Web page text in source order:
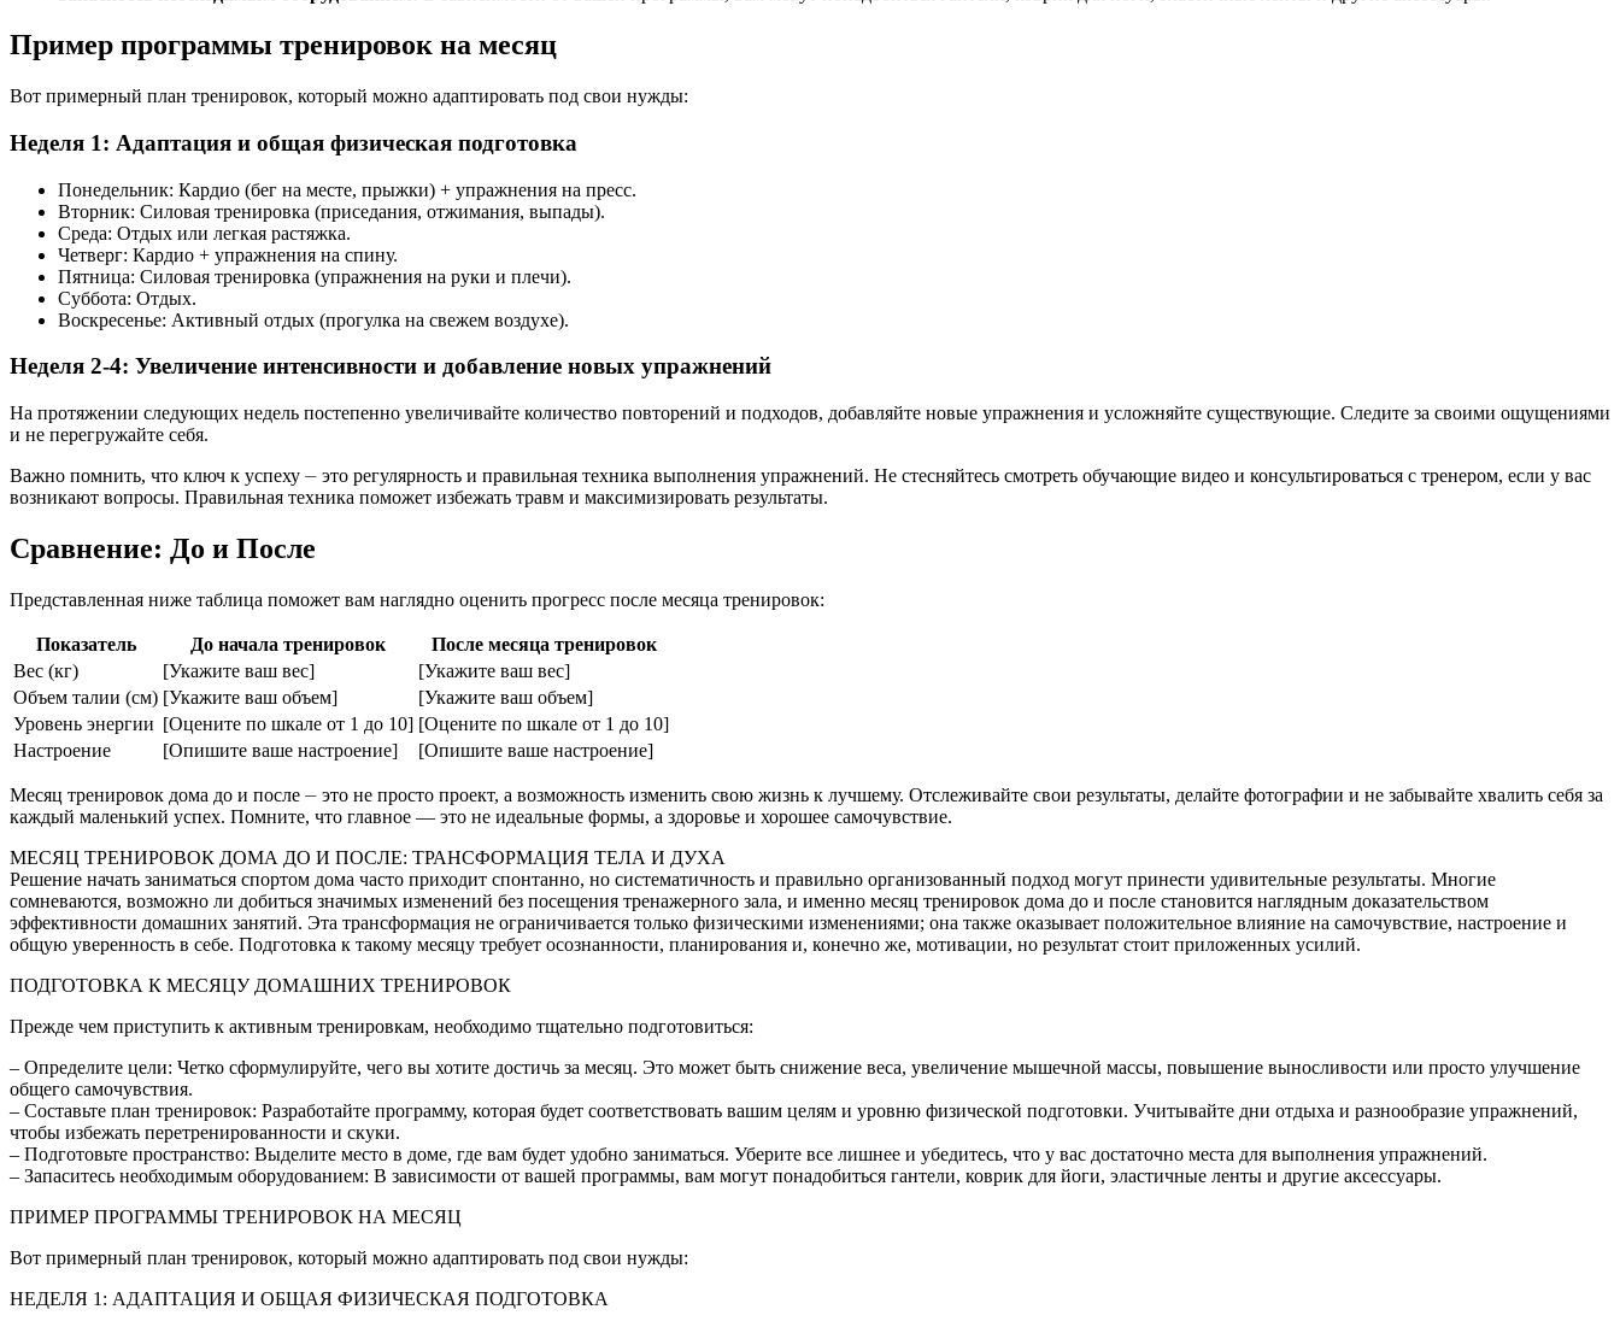
Пример программы тренировок на месяц
Вот примерный план тренировок, который можно адаптировать под свои нужды:
Неделя 1: Адаптация и общая физическая подготовка
Понедельник: Кардио (бег на месте, прыжки) + упражнения на пресс.
Вторник: Силовая тренировка (приседания, отжимания, выпады).
Среда: Отдых или легкая растяжка.
Четверг: Кардио + упражнения на спину.
Пятница: Силовая тренировка (упражнения на руки и плечи).
Суббота: Отдых.
Воскресенье: Активный отдых (прогулка на свежем воздухе).
Неделя 2-4: Увеличение интенсивности и добавление новых упражнений
На протяжении следующих недель постепенно увеличивайте количество повторений и подходов, добавляйте новые упражнения и усложняйте существующие. Следите за своими ощущениями
и не перегружайте себя.
Важно помнить, что ключ к успеху ⏤ это регулярность и правильная техника выполнения упражнений. Не стесняйтесь смотреть обучающие видео и консультироваться с тренером, если у вас
возникают вопросы. Правильная техника поможет избежать травм и максимизировать результаты.
Сравнение: До и После
Представленная ниже таблица поможет вам наглядно оценить прогресс после месяца тренировок:
Показатель До начала тренировок
После месяца тренировок
Вес (кг)
[Укажите ваш вес]
[Укажите ваш вес]
Объем талии (см) [Укажите ваш объем]
[Укажите ваш объем]
Уровень энергии [Оцените по шкале от 1 до 10] [Оцените по шкале от 1 до 10]
Настроение
[Опишите ваше настроение] [Опишите ваше настроение]
Месяц тренировок дома до и после ⏤ это не просто проект, а возможность изменить свою жизнь к лучшему. Отслеживайте свои результаты, делайте фотографии и не забывайте хвалить себя за
каждый маленький успех. Помните, что главное — это не идеальные формы, а здоровье и хорошее самочувствие.
МЕСЯЦ ТРЕНИРОВОК ДОМА ДО И ПОСЛЕ: ТРАНСФОРМАЦИЯ ТЕЛА И ДУХА
Решение начать заниматься спортом дома часто приходит спонтанно, но систематичность и правильно организованный подход могут принести удивительные результаты. Многие
сомневаются, возможно ли добиться значимых изменений без посещения тренажерного зала, и именно месяц тренировок дома до и после становится наглядным доказательством
эффективности домашних занятий. Эта трансформация не ограничивается только физическими изменениями; она также оказывает положительное влияние на самочувствие, настроение и
общую уверенность в себе. Подготовка к такому месяцу требует осознанности, планирования и, конечно же, мотивации, но результат стоит приложенных усилий.
ПОДГОТОВКА К МЕСЯЦУ ДОМАШНИХ ТРЕНИРОВОК
Прежде чем приступить к активным тренировкам, необходимо тщательно подготовиться:
– Определите цели: Четко сформулируйте, чего вы хотите достичь за месяц. Это может быть снижение веса, увеличение мышечной массы, повышение выносливости или просто улучшение
общего самочувствия.
– Составьте план тренировок: Разработайте программу, которая будет соответствовать вашим целям и уровню физической подготовки. Учитывайте дни отдыха и разнообразие упражнений,
чтобы избежать перетренированности и скуки.
– Подготовьте пространство: Выделите место в доме, где вам будет удобно заниматься. Уберите все лишнее и убедитесь, что у вас достаточно места для выполнения упражнений.
– Запаситесь необходимым оборудованием: В зависимости от вашей программы, вам могут понадобиться гантели, коврик для йоги, эластичные ленты и другие аксессуары.
ПРИМЕР ПРОГРАММЫ ТРЕНИРОВОК НА МЕСЯЦ
Вот примерный план тренировок, который можно адаптировать под свои нужды:
НЕДЕЛЯ 1: АДАПТАЦИЯ И ОБЩАЯ ФИЗИЧЕСКАЯ ПОДГОТОВКА